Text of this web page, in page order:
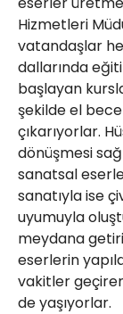
Hizmetleri
vatandaşlar
dallarında
başlayan
şekilde el
çıkarıyorlar.
dönüşmesi
sanatsal
sanatıyla ise
uyumuyla
meydana
eserlerin
vakitler
de yaşıyorlar.